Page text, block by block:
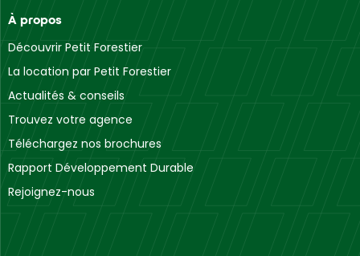
À propos
Découvrir Petit Forestier
La location par Petit Forestier
Actualités & conseils
Trouvez votre agence
Téléchargez nos brochures
Rapport Développement Durable
Rejoignez-nous